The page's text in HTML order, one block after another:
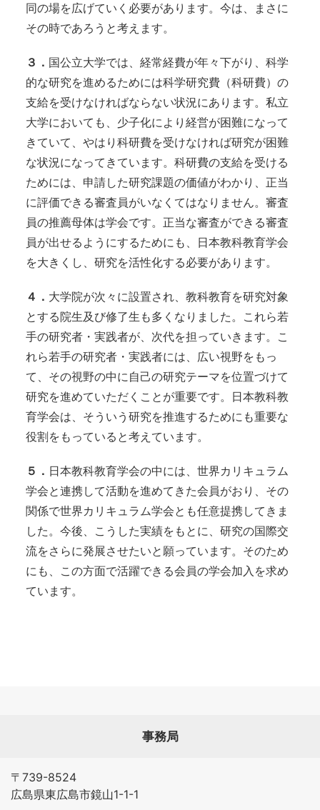
同の場を広げていく必要があります。今は、まさに
その時であろうと考えます。
３． 国公立大学では、経常経費が年々下がり、科学
的な研究を進めるためには科学研究費（科研費）の
支給を受けなければならない状況にあります。私立
大学においても、少子化により経営が困難になって
きていて、やはり科研費を受けなければ研究が困難
な状況になってきています。科研費の支給を受ける
ためには、申請した研究課題の価値がわかり、正当
に評価できる審査員がいなくてはなりません。審査
員の推薦母体は学会です。正当な審査ができる審査
員が出せるようにするためにも、日本教科教育学会
を大きくし、研究を活性化する必要があります。
４． 大学院が次々に設置され、教科教育を研究対象
とする院生及び修了生も多くなりました。これら若
手の研究者・実践者が、次代を担っていきます。こ
れら若手の研究者・実践者には、広い視野をもっ
て、その視野の中に自己の研究テーマを位置づけて
研究を進めていただくことが重要です。日本教科教
育学会は、そういう研究を推進するためにも重要な
役割をもっていると考えています。
５． 日本教科教育学会の中には、世界カリキュラム
学会と連携して活動を進めてきた会員がおり、その
関係で世界カリキュラム学会とも任意提携してきま
した。今後、こうした実績をもとに、研究の国際交
流をさらに発展させたいと願っています。そのため
にも、この方面で活躍できる会員の学会加入を求め
ています。
事務局
〒739-8524
広島県東広島市鏡山1-1-1